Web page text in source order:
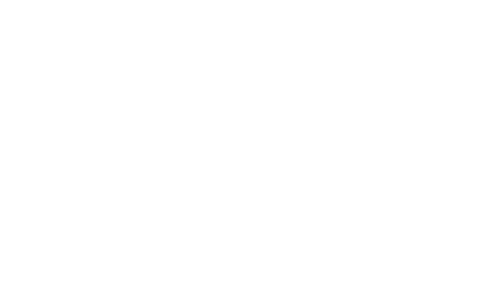
com Amarração Preto Plus Size